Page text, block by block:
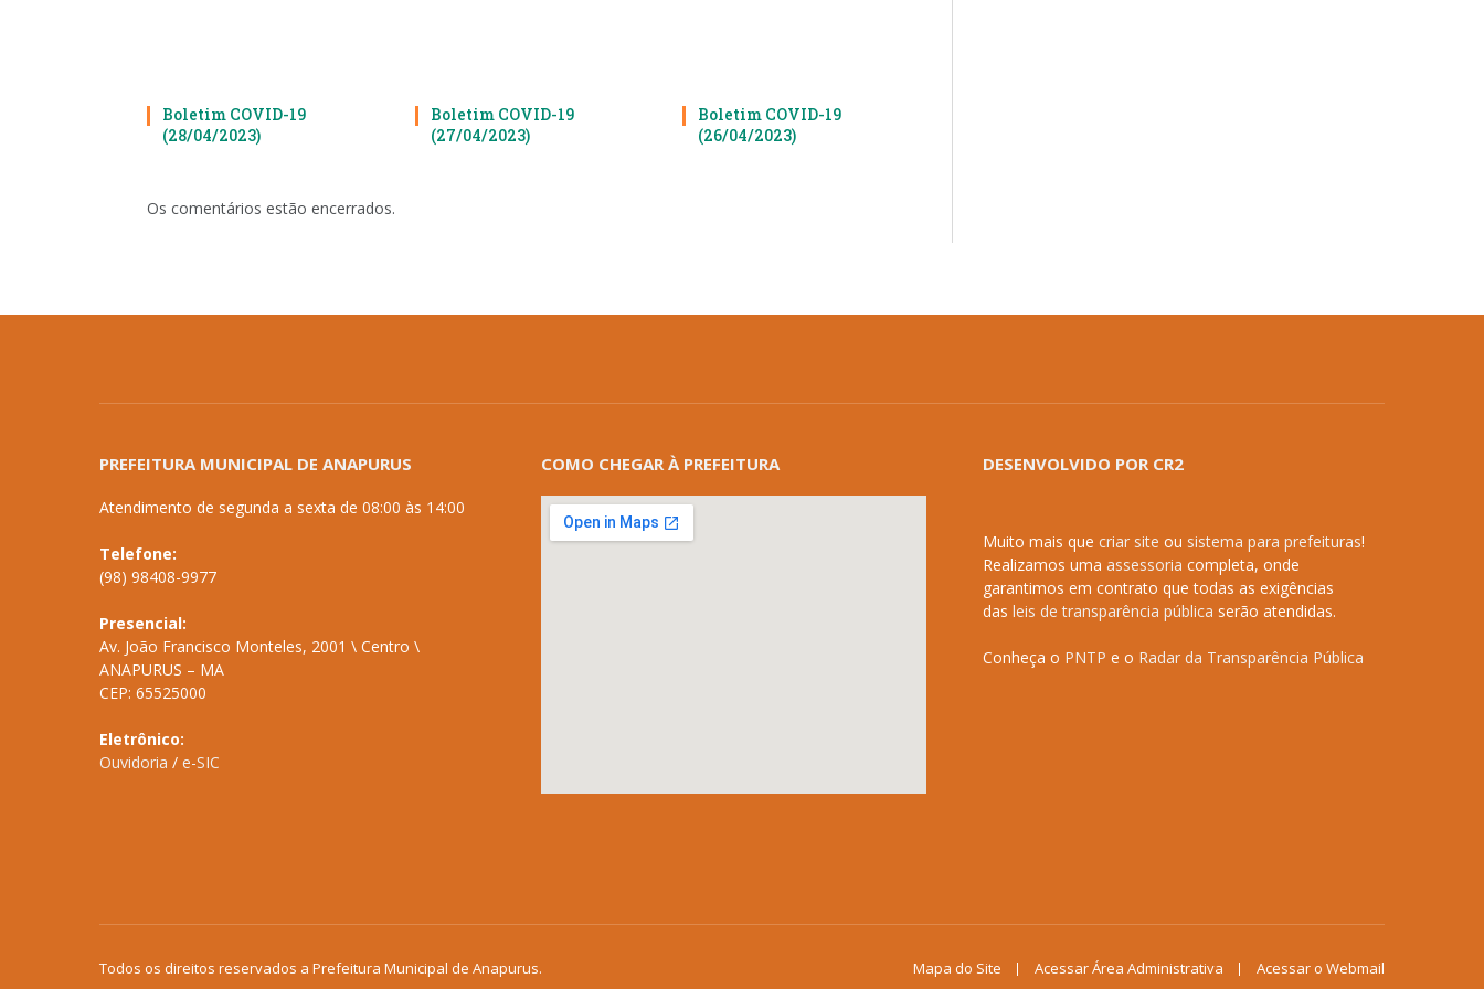
Boletim COVID-19
(28/04/2023)
Boletim COVID-19
(27/04/2023)
Boletim COVID-19
(26/04/2023)
Os comentários estão encerrados.
PREFEITURA MUNICIPAL DE ANAPURUS
Atendimento de segunda a sexta de 08:00 às 14:00
Telefone:
(98) 98408-9977
Presencial:
Av. João Francisco Monteles, 2001 \ Centro \
ANAPURUS – MA
CEP: 65525000
Eletrônico:
Ouvidoria / e-SIC
COMO CHEGAR À PREFEITURA DESENVOLVIDO POR CR2
Muito mais que criar site ou sistema para prefeituras!
Realizamos uma assessoria completa, onde
garantimos em contrato que todas as exigências
das leis de transparência pública serão atendidas.
Conheça o PNTP e o Radar da Transparência Pública
Todos os direitos reservados a Prefeitura Municipal de Anapurus. Mapa do Site Acessar Área Administrativa Acessar o Webmail